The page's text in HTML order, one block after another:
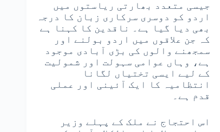
جیسی متعدد بھارتی ریاستوں میں
اردو کو دوسری سرکاری زبان کا درجہ
بھی دیا گیا ہے۔ ناقدین کا کہنا ہے
کہ جن علاقوں میں اردو بولنے اور
سمجھنے والوں کی بڑی آبادی موجود
ہے، وہاں عوامی سہولت اور شمولیت
کے لیے ایسی تختیاں لگانا
انتظامیہ کا ایک آئینی اور عملی
قدم ہے۔
اس احتجاج نے ملک کے پہلے وزیر